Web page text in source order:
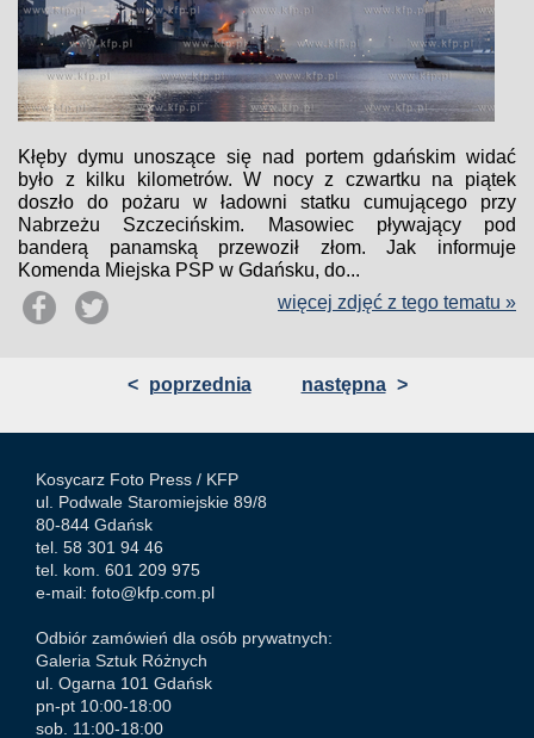
Kłęby dymu unoszące się nad portem gdańskim widać
było z kilku kilometrów. W nocy z czwartku na piątek
doszło do pożaru w ładowni statku cumującego przy
Nabrzeżu Szczecińskim. Masowiec pływający pod
banderą panamską przewoził złom. Jak informuje
Komenda Miejska PSP w Gdańsku, do...
więcej zdjęć z tego tematu »
< poprzednia następna >
Kosycarz Foto Press / KFP
ul. Podwale Staromiejskie 89/8
80-844 Gdańsk
tel. 58 301 94 46
tel. kom. 601 209 975
e-mail: foto@kfp.com.pl
Odbiór zamówień dla osób prywatnych:
Galeria Sztuk Różnych
ul. Ogarna 101 Gdańsk
pn-pt 10:00-18:00
sob. 11:00-18:00